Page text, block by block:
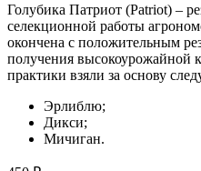
Голубика Патриот (Patriot) –
селекционной работы
окончена с положительным
получения высокоурожайной
практики взяли за основу
Эрлиблю;
Дикси;
Мичиган.